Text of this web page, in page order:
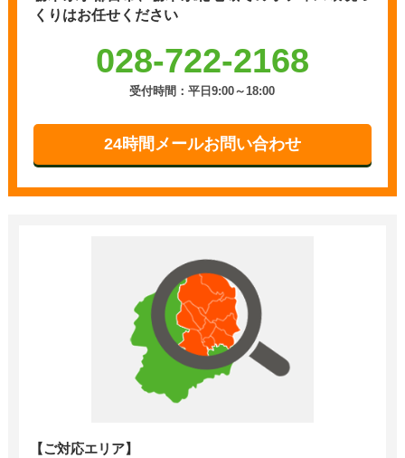
くりはお任せください
028-722-2168
受付時間：平日9:00～18:00
24時間メールお問い合わせ
【ご対応エリア】